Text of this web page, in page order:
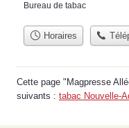
Bureau de tabac
Horaires
Cette page "Magpresse
suivants : tabac Nouvelle-